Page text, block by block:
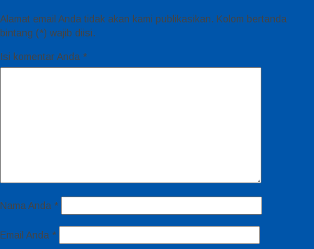
Alamat email Anda tidak akan kami publikasikan. Kolom bertanda
bintang (*) wajib diisi.
Isi komentar Anda *
Nama Anda *
Email Anda *